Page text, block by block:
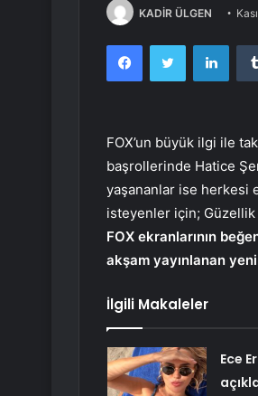
KADİR ÜLGEN
FacebookTwitter
FOX’un büyük ilgi ile
başrollerinde Hatice
yaşananlar ise herkesi
isteyenler için; Güzellik
FOX ekranlarının
akşam yayınlanan
İlgili Makaleler
Ece